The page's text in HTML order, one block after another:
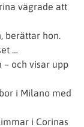
vägrade att
berättar hon.
…
och visar upp
i Milano med
i Corinas